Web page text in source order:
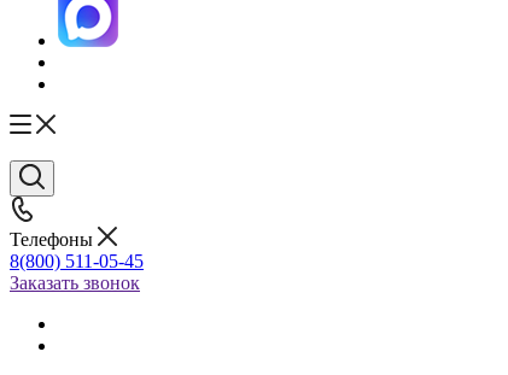
Телефоны
8(800) 511-05-45
Заказать звонок